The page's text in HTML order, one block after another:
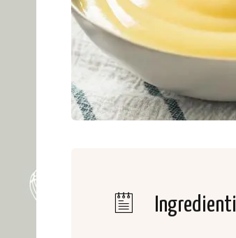
Ingredienti